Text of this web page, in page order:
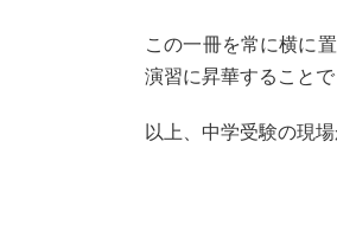
この一冊を常に横に
演習に昇華することで
以上、中学受験の現